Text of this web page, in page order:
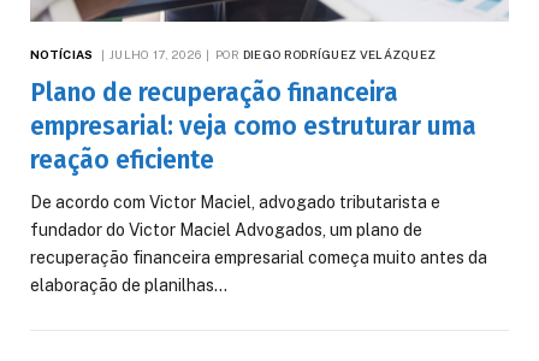
NOTÍCIAS JULHO 17, 2026 POR DIEGO RODRÍGUEZ VELÁZQUEZ
Plano de recuperação financeira
empresarial: veja como estruturar uma
reação eficiente
De acordo com Victor Maciel, advogado tributarista e
fundador do Victor Maciel Advogados, um plano de
recuperação financeira empresarial começa muito antes da
elaboração de planilhas…